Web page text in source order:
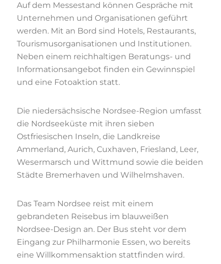
Auf dem Messestand können Gespräche mit
Unternehmen und Organisationen geführt
werden. Mit an Bord sind Hotels, Restaurants,
Tourismusorganisationen und Institutionen.
Neben einem reichhaltigen Beratungs- und
Informationsangebot finden ein Gewinnspiel
und eine Fotoaktion statt.
Die niedersächsische Nordsee-Region umfasst
die Nordseeküste mit ihren sieben
Ostfriesischen Inseln, die Landkreise
Ammerland, Aurich, Cuxhaven, Friesland, Leer,
Wesermarsch und Wittmund sowie die beiden
Städte Bremerhaven und Wilhelmshaven.
Das Team Nordsee reist mit einem
gebrandeten Reisebus im blauweißen
Nordsee-Design an. Der Bus steht vor dem
Eingang zur Philharmonie Essen, wo bereits
eine Willkommensaktion stattfinden wird.